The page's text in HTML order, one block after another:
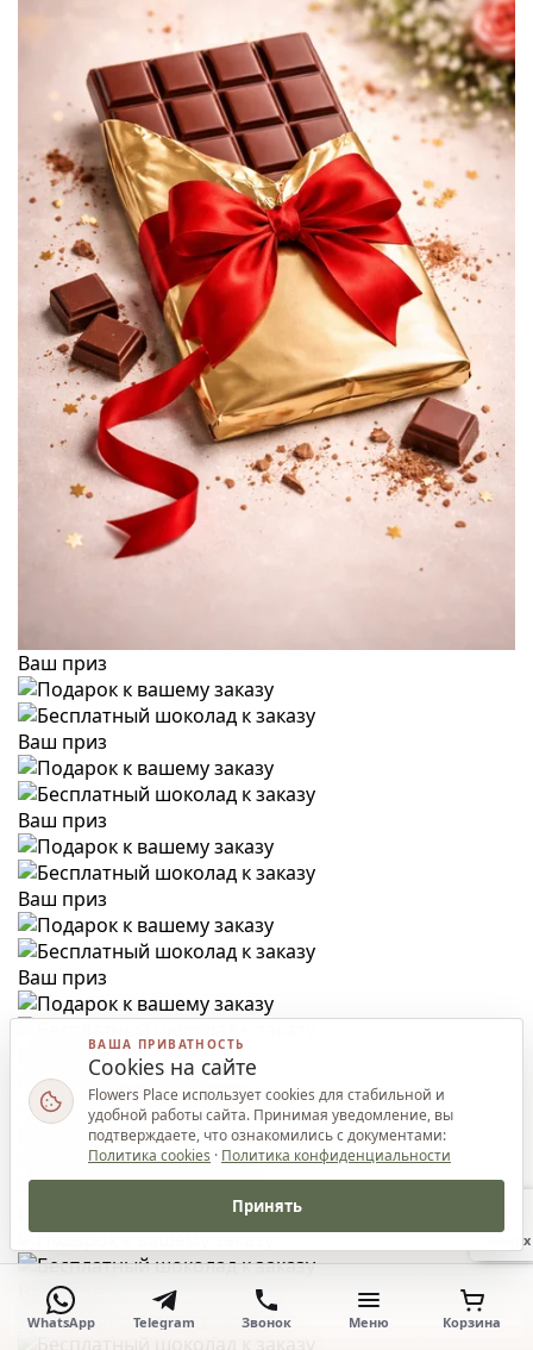
Ваш приз
Ваш приз
Ваш приз
Ваш приз
Ваш приз
Ваш приз
Ваш приз
Ваш приз
WhatsApp Telegram Звонок Меню Корзина
Наверх
ВАША ПРИВАТНОСТЬ
Cookies на сайте
Flowers Place использует cookies для стабильной и
удобной работы сайта. Принимая уведомление, вы
подтверждаете, что ознакомились с документами:
Политика cookies · Политика конфиденциальности
Принять